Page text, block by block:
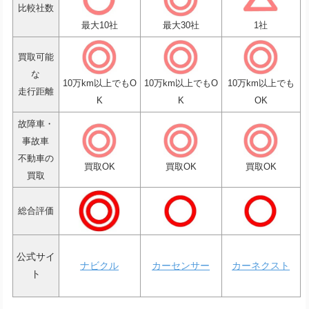
比較社数
最大10社
最大30社 1社
買取可能
な
走行距離
10万km以上でもO
K
10万km以上でもO
K
10万km以上でも
OK
故障車・
事故車
不動車の
買取
買取OK 買取OK 買取OK
総合評価
公式サイ
ト
ナビクル カーセンサー カーネクスト